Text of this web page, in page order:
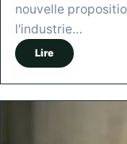
nouvelle
l'industrie…
Lire